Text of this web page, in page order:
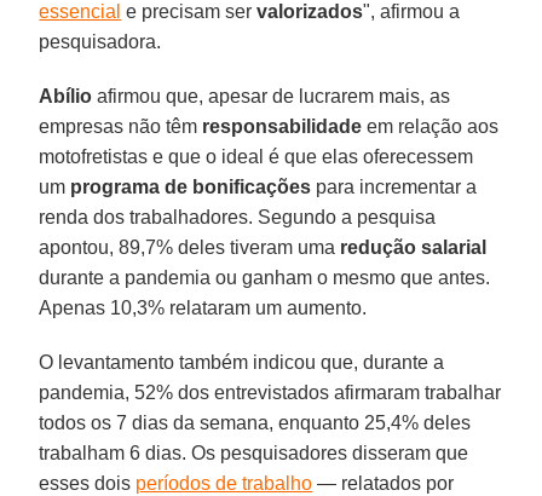
essencial e precisam servalorizados", afirmou a
pesquisadora.
Abílio afirmou que, apesar de lucrarem mais, as
empresas não têm responsabilidade em relação aos
motofretistas e que o ideal é que elas oferecessem
um programa de bonificações para incrementar a
renda dos trabalhadores. Segundo a pesquisa
apontou, 89,7% deles tiveram uma redução salarial
durante a pandemia ou ganham o mesmo que antes.
Apenas 10,3% relataram um aumento.
O levantamento também indicou que, durante a
pandemia, 52% dos entrevistados afirmaram trabalhar
todos os 7 dias da semana, enquanto 25,4% deles
trabalham 6 dias. Os pesquisadores disseram que
esses dois períodos de trabalho — relatados por